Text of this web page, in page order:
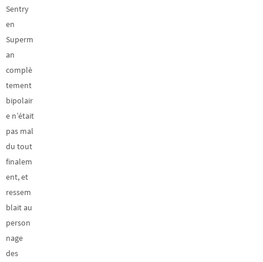
Sentry
en
Superm
an
complè
tement
bipolair
e n’était
pas mal
du tout
finalem
ent, et
ressem
blait au
person
nage
des